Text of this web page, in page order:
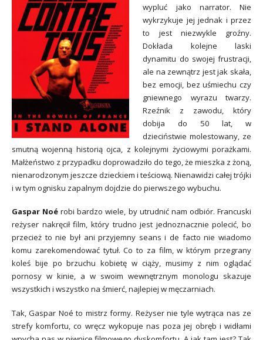
wypluć jako narrator. Nie
wykrzykuje jej jednak i przez
to jest niezwykle groźny.
Dokłada kolejne laski
dynamitu do swojej frustracji,
ale na zewnątrz jest jak skała,
bez emocji, bez uśmiechu czy
gniewnego wyrazu twarzy.
Rzeźnik z zawodu, który
dobija do 50 lat, w
dzieciństwie molestowany, ze
smutną wojenną historią ojca, z kolejnymi życiowymi porażkami.
Małżeństwo z przypadku doprowadziło do tego, że mieszka z żoną,
nienarodzonym jeszcze dzieckiem i teściową. Nienawidzi całej trójki
i w tym ognisku zapalnym dojdzie do pierwszego wybuchu.
Gaspar Noé robi bardzo wiele, by utrudnić nam odbiór. Francuski
reżyser nakręcił film, który trudno jest jednoznacznie polecić, bo
przecież to nie był ani przyjemny seans i de facto nie wiadomo
komu zarekomendować tytuł. Co to za film, w którym przegrany
koleś bije po brzuchu kobietę w ciąży, musimy z nim oglądać
pornosy w kinie, a w swoim wewnętrznym monologu skazuje
wszystkich i wszystko na śmierć, najlepiej w męczarniach.
Tak, Gaspar Noé to mistrz formy. Reżyser nie tyle wytrąca nas ze
strefy komfortu, co wręcz wykopuje nas poza jej obręb i widłami